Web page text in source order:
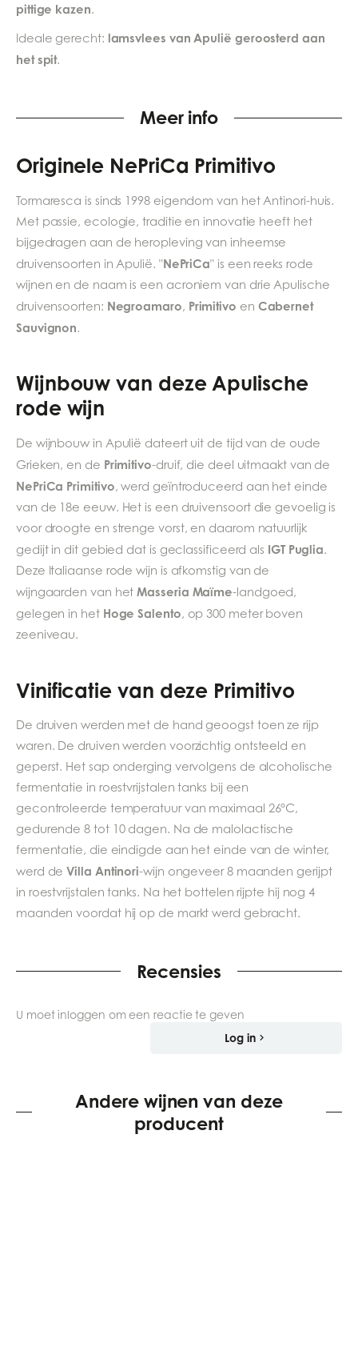
pittige kazen.
Ideale gerecht: lamsvlees van Apulië geroosterd aan
het spit.
Meer info
Originele NePriCa Primitivo
Tormaresca is sinds 1998 eigendom van het Antinori-huis.
Met passie, ecologie, traditie en innovatie heeft het
bijgedragen aan de heropleving van inheemse
druivensoorten in Apulië. "NePriCa" is een reeks rode
wijnen en de naam is een acroniem van drie Apulische
druivensoorten: Negroamaro, Primitivo en Cabernet
Sauvignon.
Wijnbouw van deze Apulische
rode wijn
De wijnbouw in Apulië dateert uit de tijd van de oude
Grieken, en de Primitivo-druif, die deel uitmaakt van de
NePriCa Primitivo, werd geïntroduceerd aan het einde
van de 18e eeuw. Het is een druivensoort die gevoelig is
voor droogte en strenge vorst, en daarom natuurlijk
gedijt in dit gebied dat is geclassificeerd als IGT Puglia.
Deze Italiaanse rode wijn is afkomstig van de
wijngaarden van hetMasseria Maïme-landgoed,
gelegen in het Hoge Salento, op 300 meter boven
zeeniveau.
Vinificatie van deze Primitivo
De druiven werden met de hand geoogst toen ze rijp
waren. De druiven werden voorzichtig ontsteeld en
geperst. Het sap onderging vervolgens de alcoholische
fermentatie in roestvrijstalen tanks bij een
gecontroleerde temperatuur van maximaal 26°C,
gedurende 8 tot 10 dagen. Na de malolactische
fermentatie, die eindigde aan het einde van de winter,
werd deVilla Antinori-wijn ongeveer 8 maanden gerijpt
in roestvrijstalen tanks. Na het bottelen rijpte hij nog 4
maanden voordat hij op de markt werd gebracht.
Recensies
U moet inloggen om een reactie te geven
Log in
Andere wijnen van deze
producent